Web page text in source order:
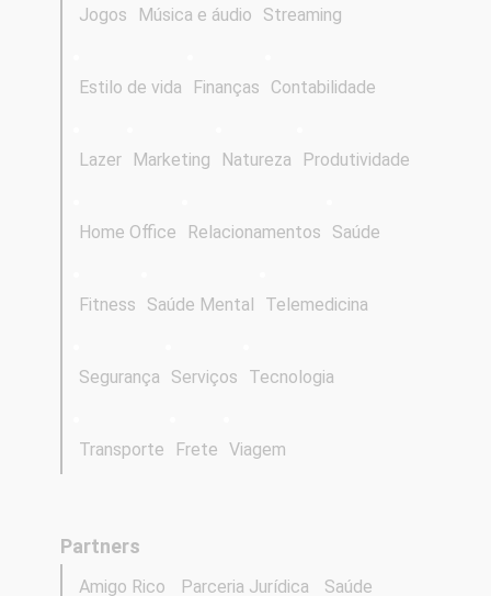
Jogos Música e áudio Streaming
Estilo de vida Finanças Contabilidade
Lazer Marketing Natureza Produtividade
Home Office Relacionamentos Saúde
Fitness Saúde Mental Telemedicina
Segurança Serviços Tecnologia
Transporte Frete Viagem
Partners
Amigo Rico Parceria Jurídica Saúde